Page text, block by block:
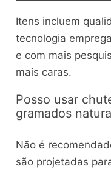
Itens incluem
tecnologia
e com mais
mais caras.
Posso usar
gramados
Não é
são projetadas